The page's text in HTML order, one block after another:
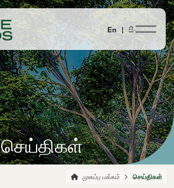
En |සිං
செய்திகள்
முகப்பு பக்கம் செய்திகள்